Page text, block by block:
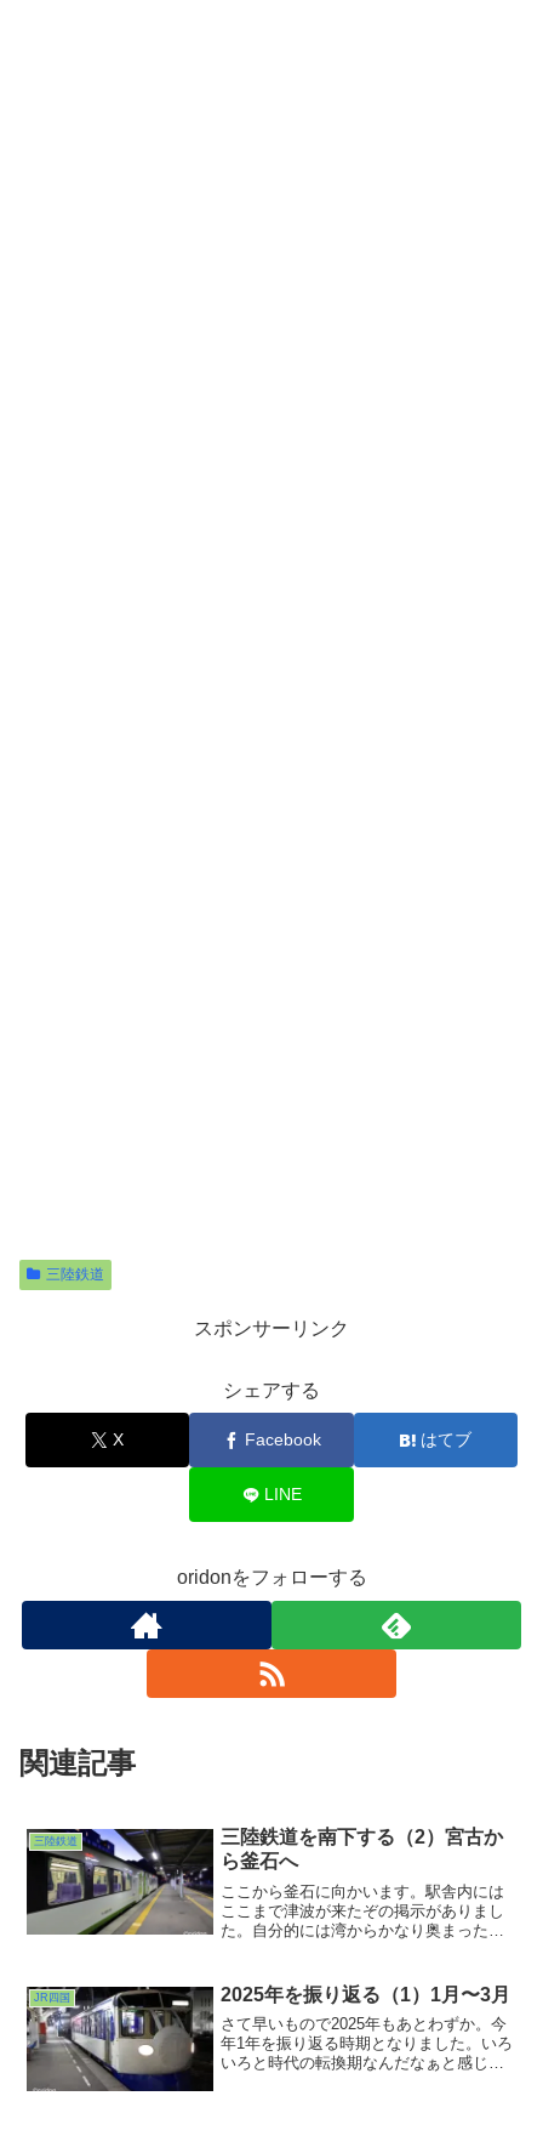
三陸鉄道
スポンサーリンク
シェアする
X Facebook はてブ
LINE
oridonをフォローする
関連記事
三陸鉄道
三陸鉄道を南下する（2）宮古か
ら釜石へ
ここから釜石に向かいます。駅舎内には
ここまで津波が来たぞの掲示がありまし
た。自分的には湾からかなり奥まったと
モンのラッピング車両でしたが、これか
ら乗る車両もラッピング車両でした。
JR四国 2025年を振り返る（1）1月〜3月
さて早いもので2025年もあとわずか。今
年1年を振り返る時期となりました。いろ
いろと時代の転換期なんだなぁと感じつ